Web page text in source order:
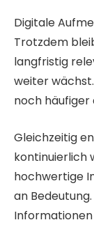
Digitale
Trotzdem
langfristig
weiter
noch häufiger
Gleichzeitig
kontinuierlich
hochwertige
an